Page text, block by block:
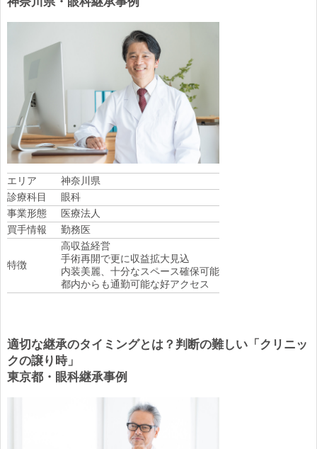
エリア
神奈川県
診療科目
眼科
事業形態
医療法人
買手情報
勤務医
特徴
高収益経営
手術再開で更に収益拡大見込
内装美麗、十分なスペース確保可能
都内からも通勤可能な好アクセス
適切な継承のタイミングとは？判断の難しい「クリニッ
クの譲り時」
東京都・眼科継承事例